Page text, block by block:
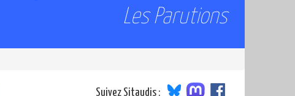
Les Parutions
Suivez Sitaudis :